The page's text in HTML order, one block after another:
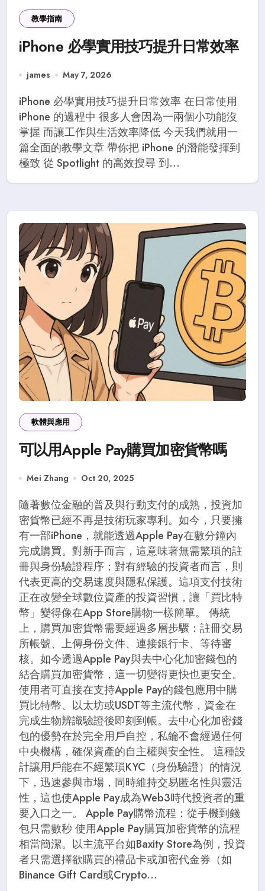
教學指南
iPhone 必學實用技巧提升日常效率
james May 7, 2026
iPhone 必學實用技巧提升日常效率 在日常使用
iPhone 的過程中 很多人會因為一兩個小功能沒
掌握 而讓工作與生活效率降低 今天我們就用一
篇全面的教學文章 帶你把 iPhone 的潛能發揮到
極致 從 Spotlight 的高效搜尋 到...
軟體與應用
可以用Apple Pay購買加密貨幣嗎
Mei Zhang Oct 20, 2025
隨著數位金融的普及與行動支付的成熟，投資加
密貨幣已經不再是技術玩家專利。如今，只要擁
有一部iPhone，就能透過Apple Pay在數分鐘內
完成購買。對新手而言，這意味著無需繁瑣的註
冊與身份驗證程序；對有經驗的投資者而言，則
代表更高的交易速度與隱私保護。這項支付技術
正在改變全球數位資產的投資習慣，讓「買比特
幣」變得像在App Store購物一樣簡單。 傳統
上，購買加密貨幣需要經過多層步驟：註冊交易
所帳號、上傳身份文件、連接銀行卡、等待審
核。如今透過Apple Pay與去中心化加密錢包的
結合購買加密貨幣，這一切變得更快也更安全。
使用者可直接在支持Apple Pay的錢包應用中購
買比特幣、以太坊或USDT等主流代幣，資金在
完成生物辨識驗證後即刻到帳。去中心化加密錢
包的優勢在於完全用戶自控，私鑰不會經過任何
中央機構，確保資產的自主權與安全性。 這種設
計讓用戶能在不經繁瑣KYC（身份驗證）的情況
下，迅速參與市場，同時維持交易匿名性與靈活
性，這也使Apple Pay成為Web3時代投資者的重
要入口之一。 Apple Pay購幣流程：從手機到錢
包只需數秒 使用Apple Pay購買加密貨幣的流程
相當簡潔。以主流平台如Baxity Store為例，投資
者只需選擇欲購買的禮品卡或加密代金券（如
Binance Gift Card或Crypto...